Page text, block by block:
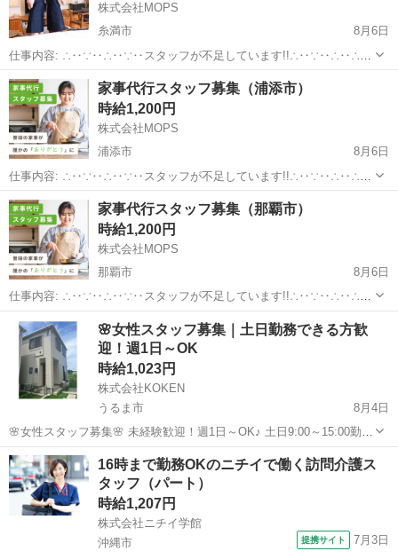
株式会社MOPS
糸満市
8月6日
仕事内容: ∴‥∵‥∴‥∵‥スタッフが不足しています!!∴‥∵‥∴‥∴‥
∵ 現在、お客様から多数のご依頼をいただいておりスタッフが不足し
ています 大手の家事代行で仕事が入らなくなったという方はぜひ！ カ
ジママ（ ht...
沖縄 糸満市 ホームヘルパー スタッフ
家事代行スタッフ募集（浦添市）
時給1,200円
株式会社MOPS
浦添市
8月6日
仕事内容: ∴‥∵‥∴‥∵‥スタッフが不足しています!!∴‥∵‥∴‥∴‥
∵ 現在、お客様から多数のご依頼をいただいておりスタッフが不足し
ています 大手の家事代行で仕事が入らなくなったという方はぜひ！ カ
ジママ（ ht...
沖縄 浦添市 ホームヘルパー スタッフ
家事代行スタッフ募集（那覇市）
時給1,200円
株式会社MOPS
那覇市
8月6日
仕事内容: ∴‥∵‥∴‥∵‥スタッフが不足しています!!∴‥∵‥∴‥∴‥
∵ 現在、お客様から多数のご依頼をいただいておりスタッフが不足し
ています 大手の家事代行で仕事が入らなくなったという方はぜひ！ カ
ジママ（ ht...
沖縄 那覇市 ホームヘルパー スタッフ
🌸女性スタッフ募集｜土日勤務できる方歓
迎！週1日～OK
時給1,023円
株式会社KOKEN
うるま市
8月4日
🌸女性スタッフ募集🌸 未経験歓迎！週1日～OK♪ 土日9:00～15:00勤務
できる方は積極採用中！ 2024年にオープンした障がい者グループホー
ム「バンデうるま2（女性棟）」で、一緒に働いていただけるスタッフ
を募集...
沖縄 うるま市 その他
16時まで勤務OKのニチイで働く訪問介護ス
タッフ（パート）
時給1,207円
株式会社ニチイ学館
沖縄市
提携サイト 7月3日